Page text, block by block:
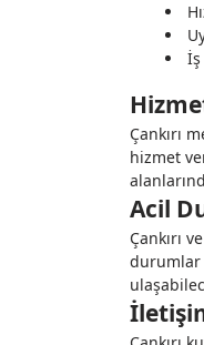
Çankırı
hizmet
Acil
Çankırı
durumlar